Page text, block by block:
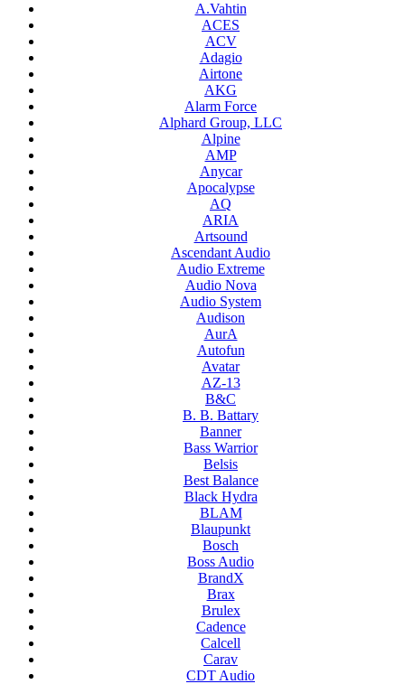
A.Vahtin
ACES
ACV
Adagio
Airtone
AKG
Alarm Force
Alphard Group, LLC
Alpine
AMP
Anycar
Apocalypse
AQ
ARIA
Artsound
Ascendant Audio
Audio Extreme
Audio Nova
Audio System
Audison
AurA
Autofun
Avatar
AZ-13
B&C
B. B. Battary
Banner
Bass Warrior
Belsis
Best Balance
Black Hydra
BLAM
Blaupunkt
Bosch
Boss Audio
BrandX
Brax
Brulex
Cadence
Calcell
Carav
CDT Audio